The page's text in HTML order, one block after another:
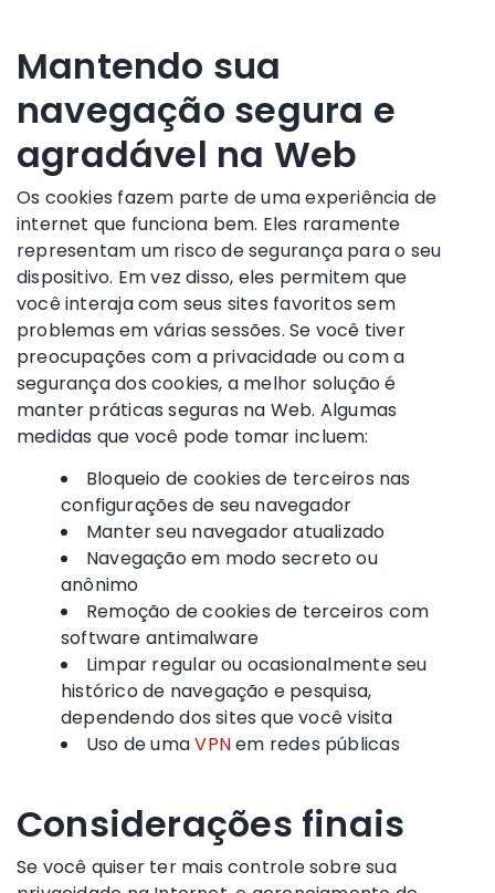
Mantendo sua
navegação segura e
agradável na Web
Os cookies fazem parte de uma experiência de
internet que funciona bem. Eles raramente
representam um risco de segurança para o seu
dispositivo. Em vez disso, eles permitem que
você interaja com seus sites favoritos sem
problemas em várias sessões. Se você tiver
preocupações com a privacidade ou com a
segurança dos cookies, a melhor solução é
manter práticas seguras na Web. Algumas
medidas que você pode tomar incluem:
Bloqueio de cookies de terceiros nas
configurações de seu navegador
Manter seu navegador atualizado
Navegação em modo secreto ou
anônimo
Remoção de cookies de terceiros com
software antimalware
Limpar regular ou ocasionalmente seu
histórico de navegação e pesquisa,
dependendo dos sites que você visita
Uso de umaVPNem redes públicas
Considerações finais
Se você quiser ter mais controle sobre sua